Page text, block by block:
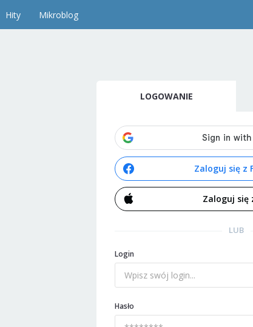
Hity Mikroblog
LOGOWANIE
Zaloguj się z
Zaloguj się
LUB
Login
Hasło